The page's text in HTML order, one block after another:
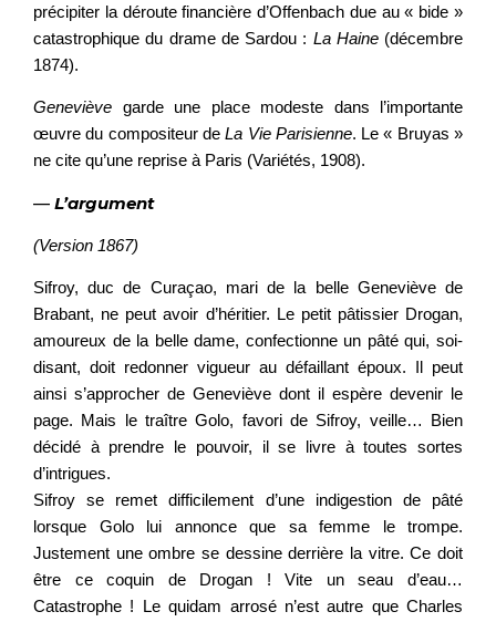
précipiter la déroute financière d’Offenbach due au « bide »
catastrophique du drame de Sardou : La Haine(décembre
1874).
Geneviève garde une place modeste dans l’importante
œuvre du compositeur deLa Vie Parisienne. Le « Bruyas »
ne cite qu’une reprise à Paris (Variétés, 1908).
— L’argument
(Version 1867)
Sifroy, duc de Curaçao, mari de la belle Geneviève de
Brabant, ne peut avoir d’héritier. Le petit pâtissier Drogan,
amoureux de la belle dame, confectionne un pâté qui, soi-
disant, doit redonner vigueur au défaillant époux. Il peut
ainsi s’approcher de Geneviève dont il espère devenir le
page. Mais le traître Golo, favori de Sifroy, veille… Bien
décidé à prendre le pouvoir, il se livre à toutes sortes
d’intrigues.
Sifroy se remet difficilement d’une indigestion de pâté
lorsque Golo lui annonce que sa femme le trompe.
Justement une ombre se dessine derrière la vitre. Ce doit
être ce coquin de Drogan ! Vite un seau d’eau…
Catastrophe ! Le quidam arrosé n’est autre que Charles